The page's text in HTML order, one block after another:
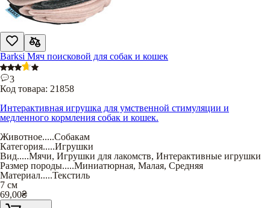
Barksi Мяч поисковой для собак и кошек
3
Код товара: 21858
Интерактивная игрушка для умственной стимуляции и
медленного кормления собак и кошек.
Животное.....Собакам
Категория.....Игрушки
Вид.....Мячи, Игрушки для лакомств, Интерактивные игрушки
Размер породы.....Миниатюрная, Малая, Средняя
Материал.....Текстиль
7 см
69,00₴